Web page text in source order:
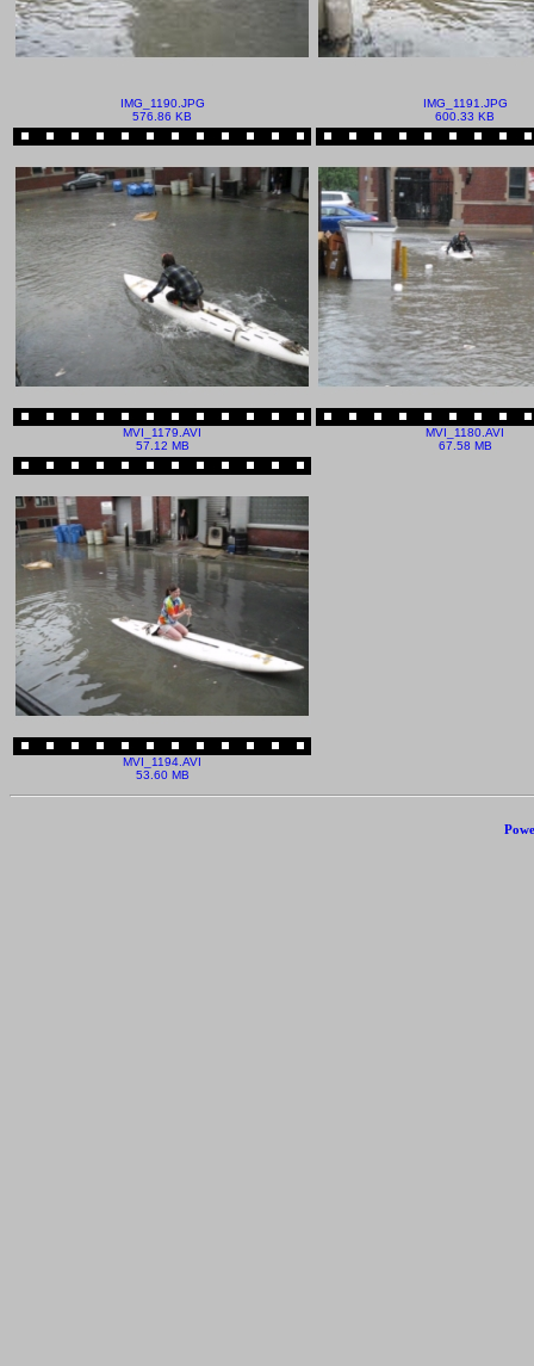
IMG_1190.JPG
576.86 KB
IMG_1191.JPG
600.33 KB
MVI_1179.AVI
57.12 MB
MVI_1180.AVI
67.58 MB
MVI_1194.AVI
53.60 MB